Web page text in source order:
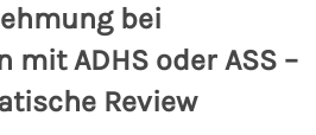
bei
mit ADHS oder ASS –
Review